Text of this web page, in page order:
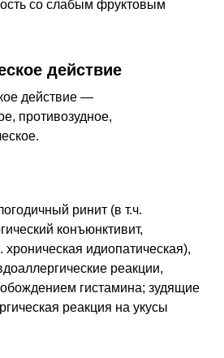
со слабым фруктовым
действие
действие —
противозудное,
.
ринит (в т.ч.
конъюнктивит,
хроническая идиопатическая),
реакции,
гистамина; зудящие
реакция на укусы